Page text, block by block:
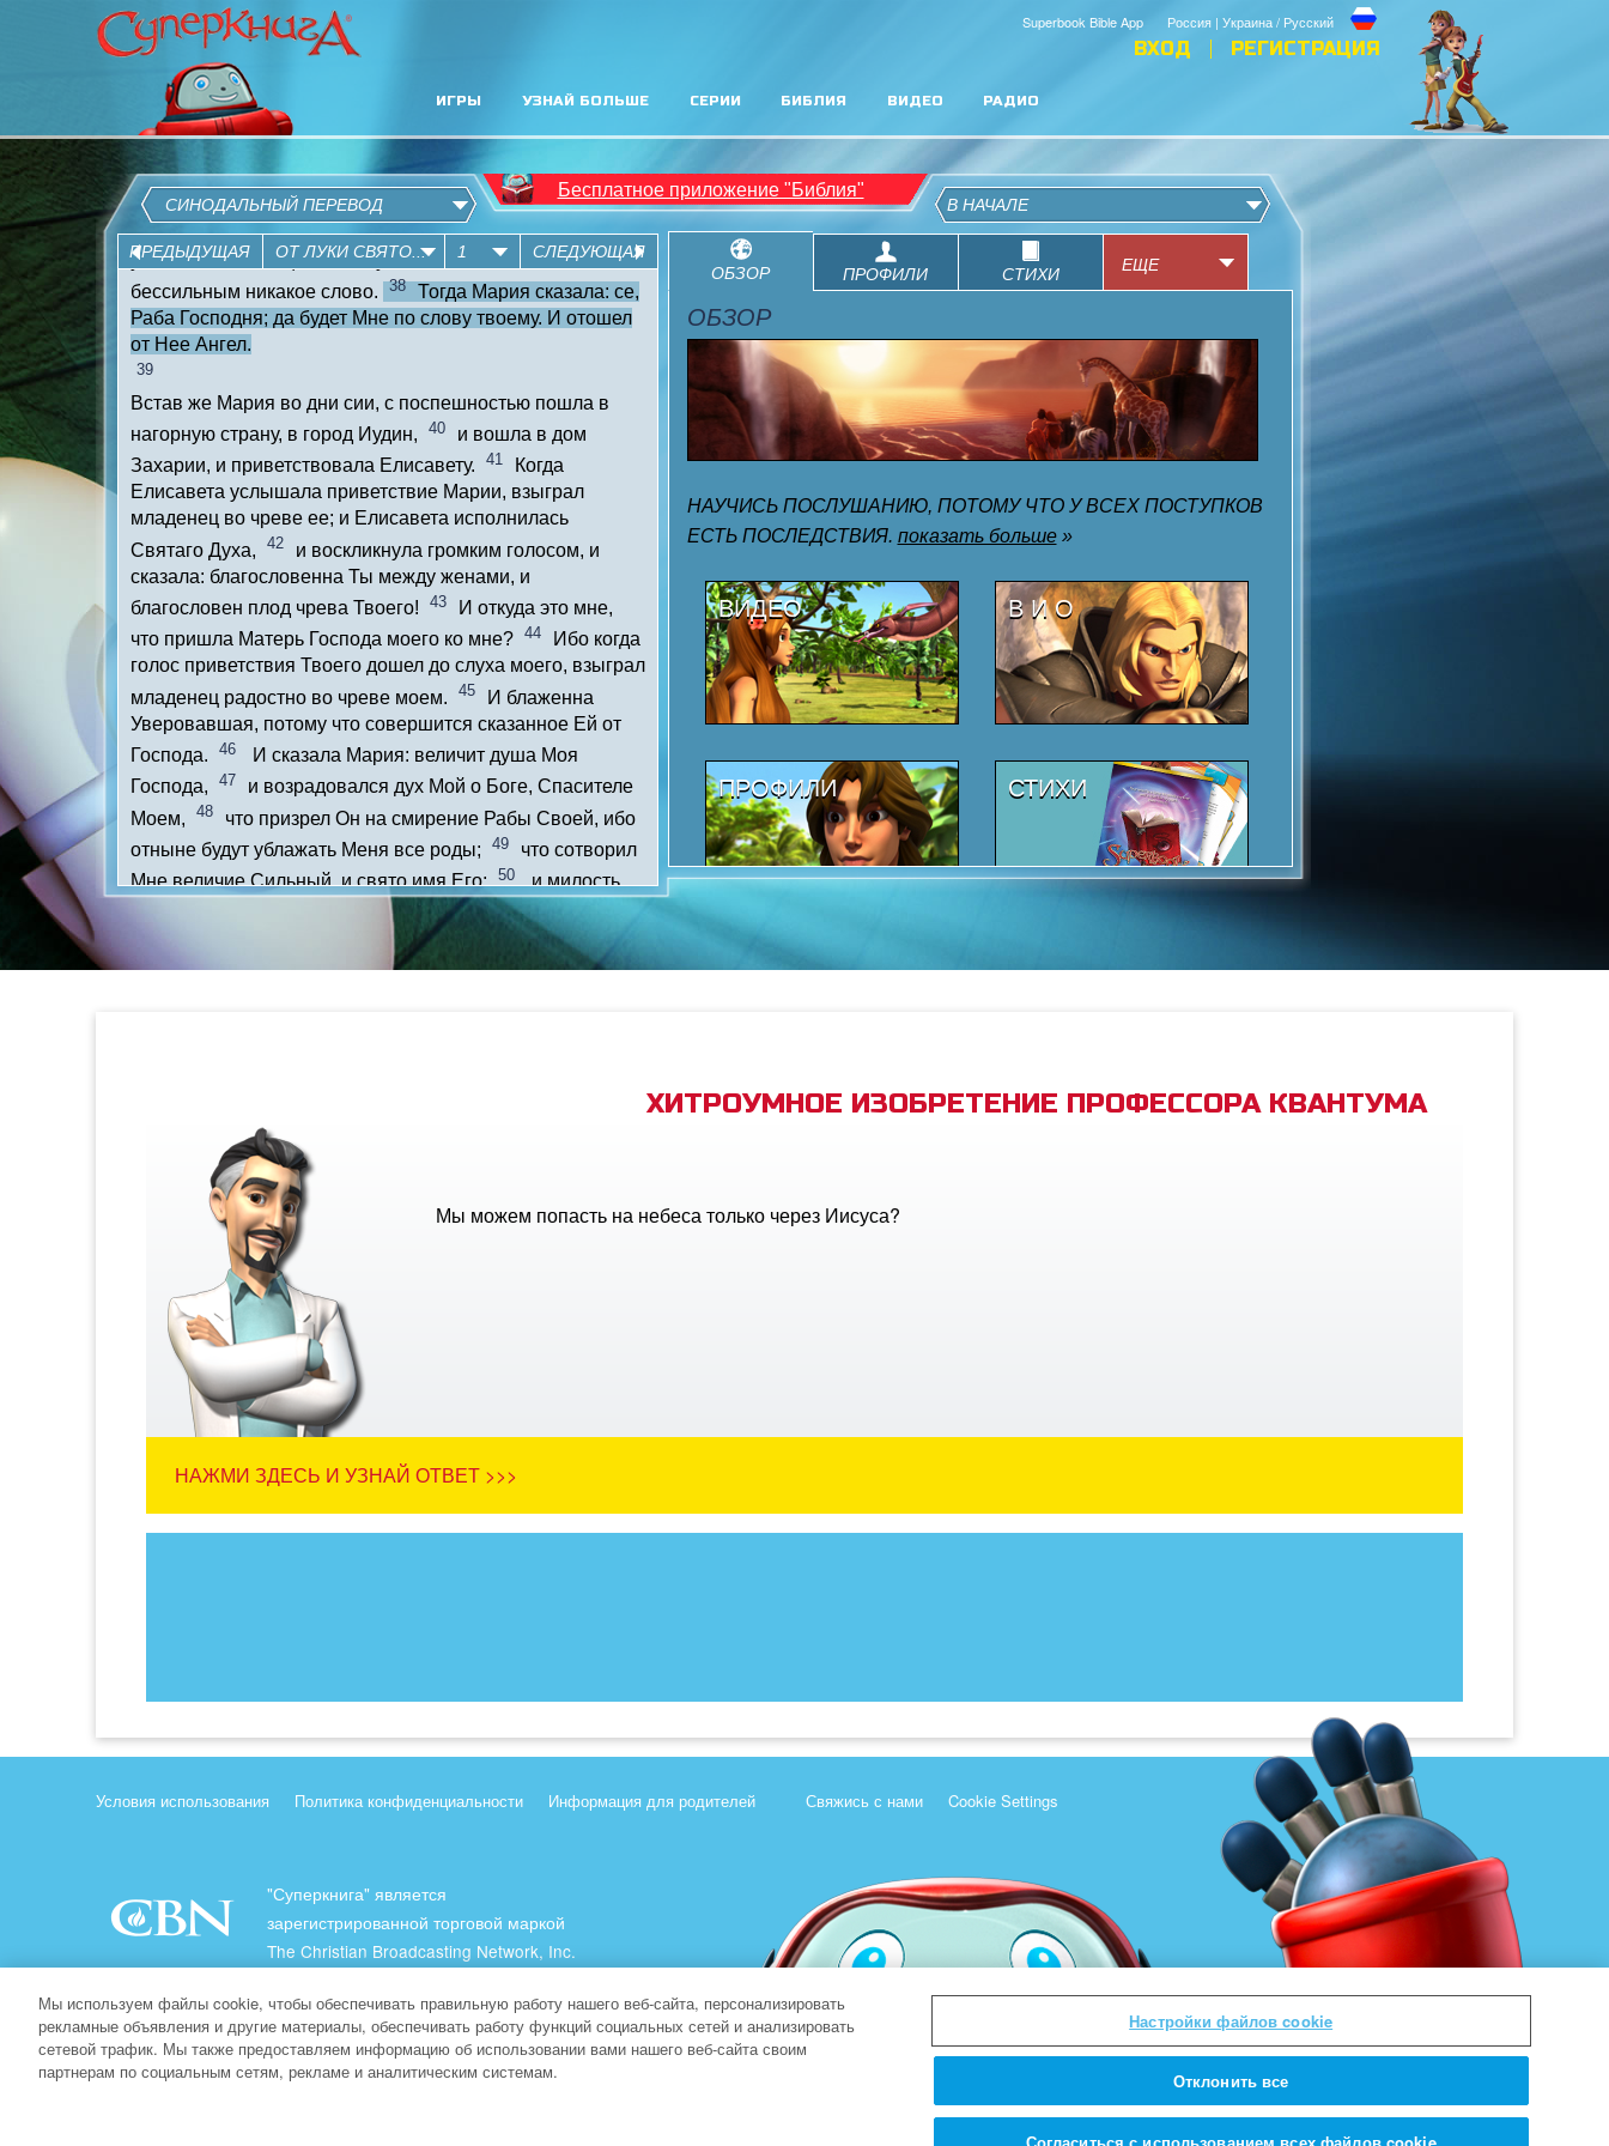
Россия | Украина / Русский
Superbook Bible App
ВХОД РЕГИСТРАЦИЯ
ИГРЫ УЗНАЙ БОЛЬШЕ СЕРИИ БИБЛИЯ ВИДЕО РАДИО
ХИТРОУМНОЕ ИЗОБРЕТЕНИЕ ПРОФЕССОРА КВАНТУМА
Мы можем попасть на небеса только через Иисуса?
НАЖМИ ЗДЕСЬ И УЗНАЙ ОТВЕТ >>>
Условия использования Политика конфиденциальности Информация для родителей Свяжись с нами Cookie Settings
"Суперкнига" является
зарегистрированной торговой маркой
The Christian Broadcasting Network, Inc.
Все права защищены.
About CBN
Мы используем файлы cookie, чтобы обеспечивать правильную работу нашего веб-сайта, персонализировать
рекламные объявления и другие материалы, обеспечивать работу функций социальных сетей и анализировать
сетевой трафик. Мы также предоставляем информацию об использовании вами нашего веб-сайта своим
партнерам по социальным сетям, рекламе и аналитическим системам.
Настройки файлов cookie
Отклонить все